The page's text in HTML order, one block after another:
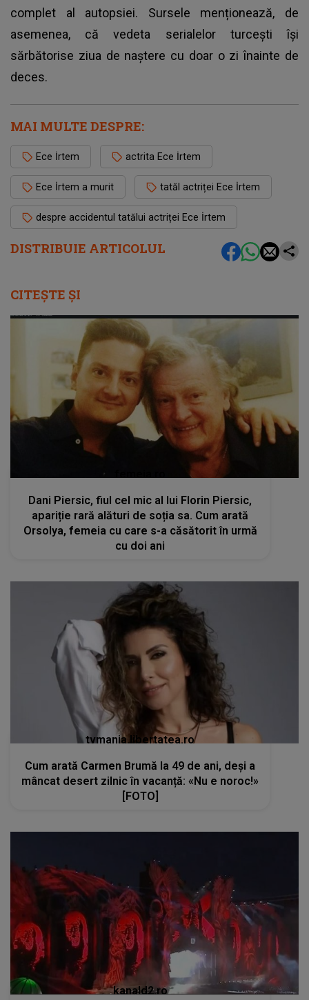
DISTRIBUIE ARTICOLUL
complet al autopsiei. Sursele menționează, de
asemenea, că vedeta serialelor turcești își
sărbătorise ziua de naștere cu doar o zi înainte de
deces.
MAI MULTE DESPRE:
Ece İrtem actrita Ece İrtem
Ece İrtem a murit tatăl actriței Ece İrtem
despre accidentul tatălui actriței Ece İrtem
CITEȘTE ȘI
Dani Piersic, fiul cel mic al lui Florin Piersic,
apariție rară alături de soția sa. Cum arată
Orsolya, femeia cu care s-a căsătorit în urmă
cu doi ani
tvmania.libertatea.ro
Cum arată Carmen Brumă la 49 de ani, deși a
mâncat desert zilnic în vacanță: «Nu e noroc!»
[FOTO]
kanald2.ro